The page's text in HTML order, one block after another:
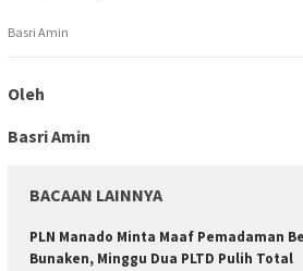
Basri Amin
Oleh
Basri Amin
BACAAN LAINNYA
PLN Manado Minta Maaf Pemadaman
Bunaken, Minggu Dua PLTD Pulih Total